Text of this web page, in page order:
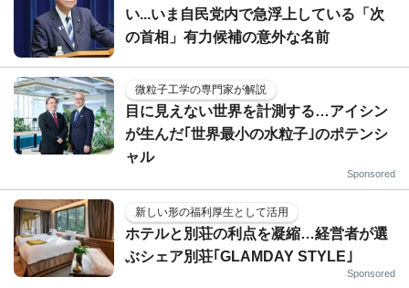
い...いま自民党内で急浮上している「次
の首相」有力候補の意外な名前
微粒子工学の専門家が解説
目に見えない世界を計測する…アイシン
が生んだ｢世界最小の水粒子｣のポテンシ
ャル
Sponsored
新しい形の福利厚生として活用
ホテルと別荘の利点を凝縮…経営者が選
ぶシェア別荘｢GLAMDAY STYLE｣
Sponsored